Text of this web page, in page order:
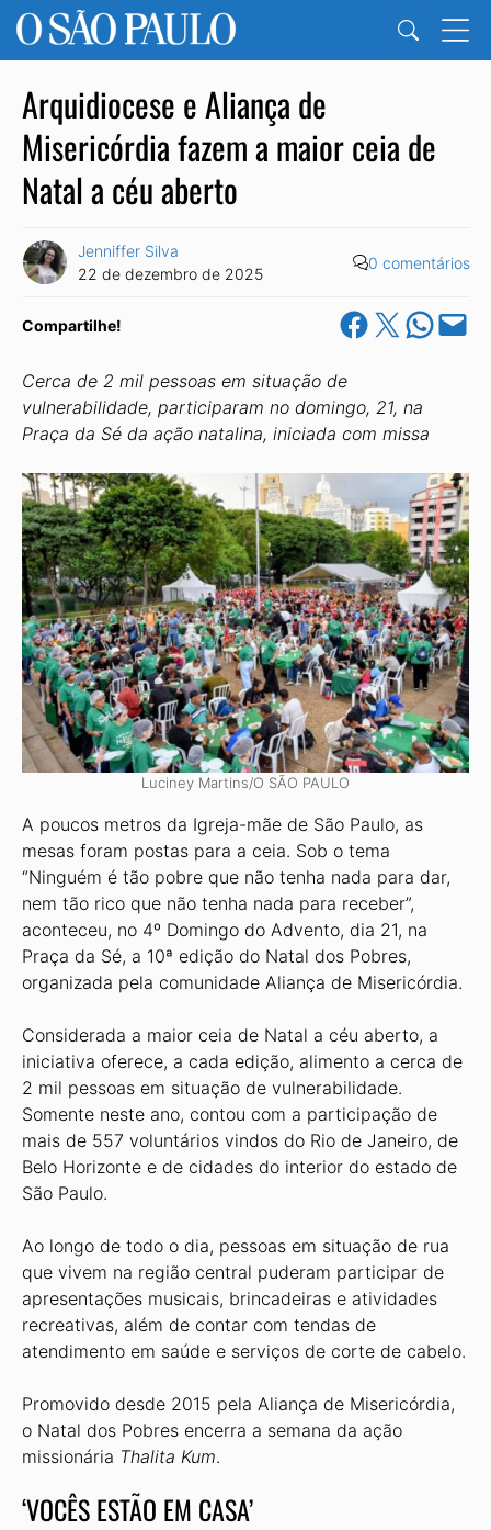
Arquidiocese e Aliança de
Misericórdia fazem a maior ceia de
Natal a céu aberto
Jenniffer Silva
22 de dezembro de 2025
0 comentários
Compartilhe! Share on Facebook
Share on X Share on
Email this
Cerca de 2 mil pessoas em situação de
vulnerabilidade, participaram no domingo, 21, na
Praça da Sé da ação natalina, iniciada com missa
Luciney Martins/O SÃO PAULO
A poucos metros da Igreja-mãe de São Paulo, as
mesas foram postas para a ceia. Sob o tema
“Ninguém é tão pobre que não tenha nada para dar,
nem tão rico que não tenha nada para receber”,
aconteceu, no 4º Domingo do Advento, dia 21, na
Praça da Sé, a 10ª edição do Natal dos Pobres,
organizada pela comunidade Aliança de Misericórdia.
Considerada a maior ceia de Natal a céu aberto, a
iniciativa oferece, a cada edição, alimento a cerca de
2 mil pessoas em situação de vulnerabilidade.
Somente neste ano, contou com a participação de
mais de 557 voluntários vindos do Rio de Janeiro, de
Belo Horizonte e de cidades do interior do estado de
São Paulo.
Ao longo de todo o dia, pessoas em situação de rua
que vivem na região central puderam participar de
apresentações musicais, brincadeiras e atividades
recreativas, além de contar com tendas de
atendimento em saúde e serviços de corte de cabelo.
Promovido desde 2015 pela Aliança de Misericórdia,
o Natal dos Pobres encerra a semana da ação
missionária Thalita Kum.
‘VOCÊS ESTÃO EM CASA’